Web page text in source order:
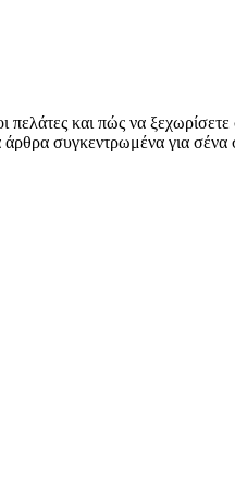
πελάτες και πώς να
συγκεντρωμένα για σένα